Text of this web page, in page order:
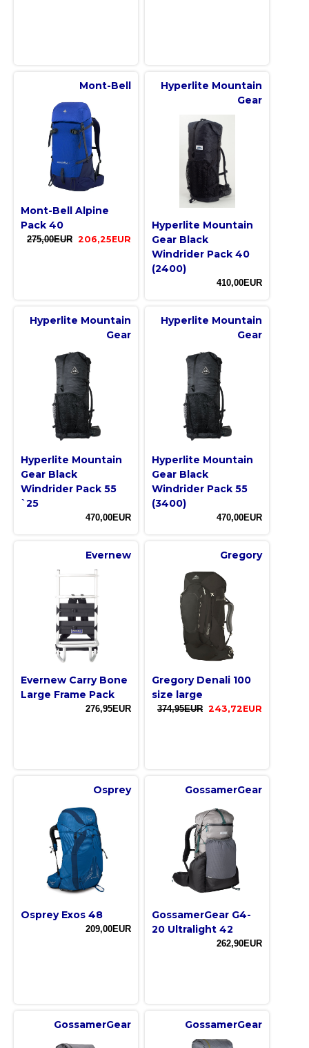
Mont-Bell
Mont-Bell Alpine
Pack 40
275,00EUR 206,25EUR
Hyperlite Mountain
Gear
Hyperlite Mountain
Gear Black
Windrider Pack 40
(2400)
410,00EUR
Hyperlite Mountain
Gear
Hyperlite Mountain
Gear Black
Windrider Pack 55
`25
470,00EUR
Hyperlite Mountain
Gear
Hyperlite Mountain
Gear Black
Windrider Pack 55
(3400)
470,00EUR
Evernew
Evernew Carry Bone
Large Frame Pack
276,95EUR
Gregory
Gregory Denali 100
size large
374,95EUR 243,72EUR
Osprey
Osprey Exos 48
209,00EUR
GossamerGear
GossamerGear G4-
20 Ultralight 42
262,90EUR
GossamerGear GossamerGear